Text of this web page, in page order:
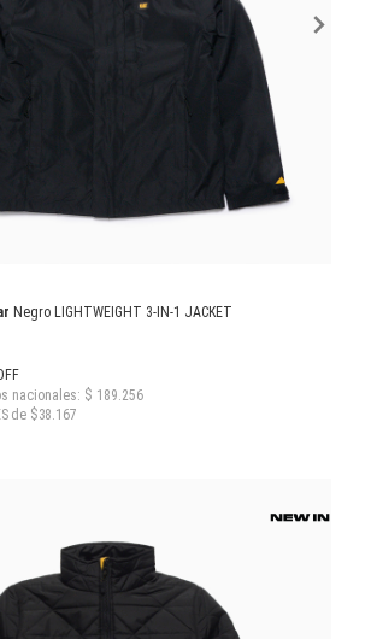
Negro LIGHTWEIGHT 3-IN-1 JACKET
nacionales: $ 189.256
de $38.167